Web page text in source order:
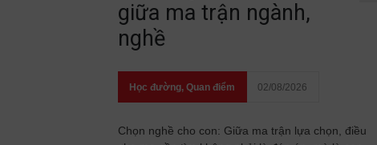
giữa ma trận ngành,
nghề
Học đường, Quan điểm 02/08/2026
Chọn nghề cho con: Giữa ma trận lựa chọn, điều